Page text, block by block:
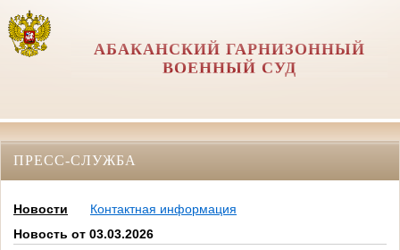
АБАКАНСКИЙ ГАРНИЗОННЫЙ
ВОЕННЫЙ СУД
ПРЕСС-СЛУЖБА
Новости
Контактная информация
Новость от 03.03.2026